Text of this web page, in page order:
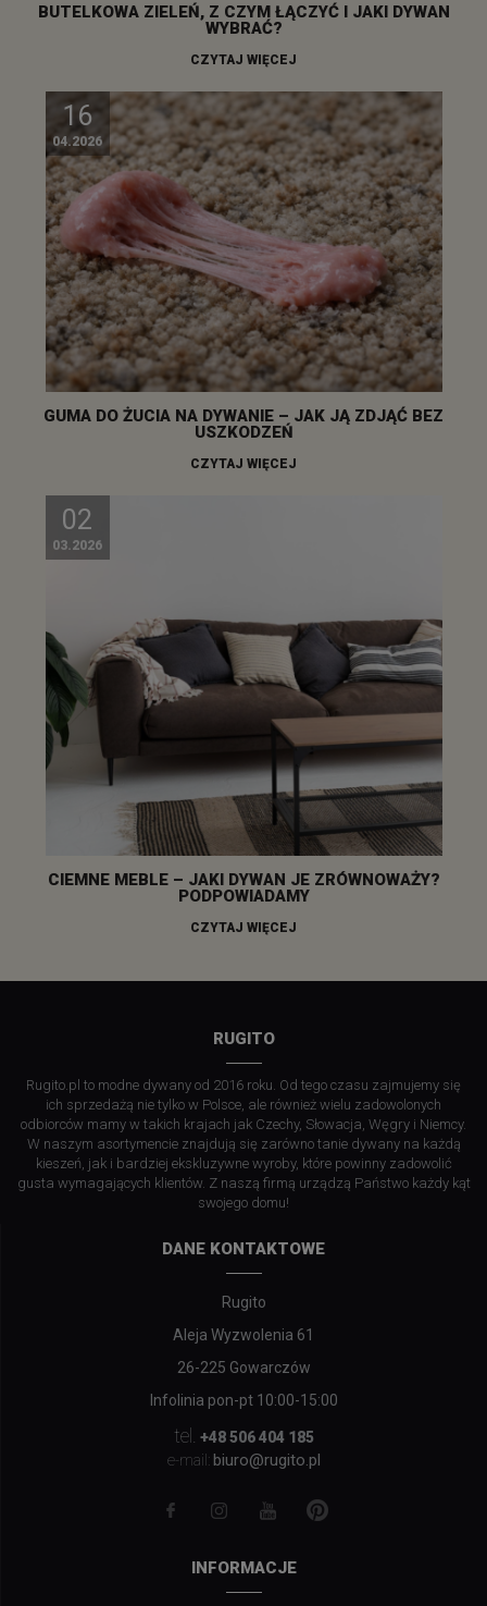
BUTELKOWA ZIELEŃ, Z CZYM ŁĄCZYĆ I JAKI DYWAN
WYBRAĆ?
CZYTAJ WIĘCEJ
16
04.2026
GUMA DO ŻUCIA NA DYWANIE – JAK JĄ ZDJĄĆ BEZ
USZKODZEŃ
CZYTAJ WIĘCEJ
02
03.2026
CIEMNE MEBLE – JAKI DYWAN JE ZRÓWNOWAŻY?
PODPOWIADAMY
CZYTAJ WIĘCEJ
RUGITO
Rugito.pl to modne dywany od 2016 roku. Od tego czasu zajmujemy się
ich sprzedażą nie tylko w Polsce, ale również wielu zadowolonych
odbiorców mamy w takich krajach jak Czechy, Słowacja, Węgry i Niemcy.
W naszym asortymencie znajdują się zarówno tanie dywany na każdą
kieszeń, jak i bardziej ekskluzywne wyroby, które powinny zadowolić
gusta wymagających klientów. Z naszą firmą urządzą Państwo każdy kąt
swojego domu!
DANE KONTAKTOWE
Rugito
Aleja Wyzwolenia 61
26-225 Gowarczów
Infolinia pon-pt 10:00-15:00
tel. +48 506 404 185
e-mail: biuro@rugito.pl
INFORMACJE